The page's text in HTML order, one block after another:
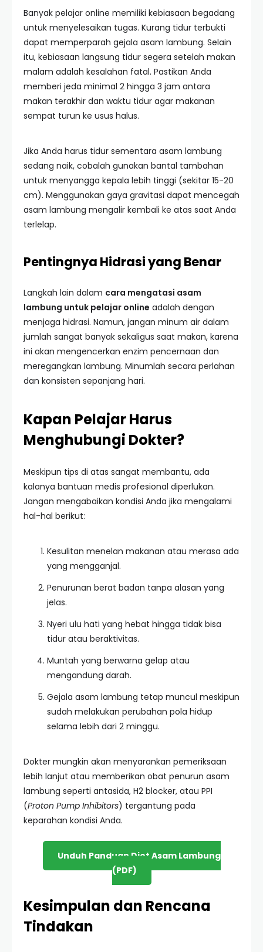
Banyak pelajar online memiliki kebiasaan begadang
untuk menyelesaikan tugas. Kurang tidur terbukti
dapat memperparah gejala asam lambung. Selain
itu, kebiasaan langsung tidur segera setelah makan
malam adalah kesalahan fatal. Pastikan Anda
memberi jeda minimal 2 hingga 3 jam antara
makan terakhir dan waktu tidur agar makanan
sempat turun ke usus halus.
Jika Anda harus tidur sementara asam lambung
sedang naik, cobalah gunakan bantal tambahan
untuk menyangga kepala lebih tinggi (sekitar 15-20
cm). Menggunakan gaya gravitasi dapat mencegah
asam lambung mengalir kembali ke atas saat Anda
terlelap.
Pentingnya Hidrasi yang Benar
Langkah lain dalam cara mengatasi asam
lambung untuk pelajar online adalah dengan
menjaga hidrasi. Namun, jangan minum air dalam
jumlah sangat banyak sekaligus saat makan, karena
ini akan mengencerkan enzim pencernaan dan
meregangkan lambung. Minumlah secara perlahan
dan konsisten sepanjang hari.
Kapan Pelajar Harus
Menghubungi Dokter?
Meskipun tips di atas sangat membantu, ada
kalanya bantuan medis profesional diperlukan.
Jangan mengabaikan kondisi Anda jika mengalami
hal-hal berikut:
Kesulitan menelan makanan atau merasa ada
yang mengganjal.
Penurunan berat badan tanpa alasan yang
jelas.
Nyeri ulu hati yang hebat hingga tidak bisa
tidur atau beraktivitas.
Muntah yang berwarna gelap atau
mengandung darah.
Gejala asam lambung tetap muncul meskipun
sudah melakukan perubahan pola hidup
selama lebih dari 2 minggu.
Dokter mungkin akan menyarankan pemeriksaan
lebih lanjut atau memberikan obat penurun asam
lambung seperti antasida, H2 blocker, atau PPI
(Proton Pump Inhibitors) tergantung pada
keparahan kondisi Anda.
Unduh Panduan Diet Asam Lambung
(PDF)
Kesimpulan dan Rencana
Tindakan